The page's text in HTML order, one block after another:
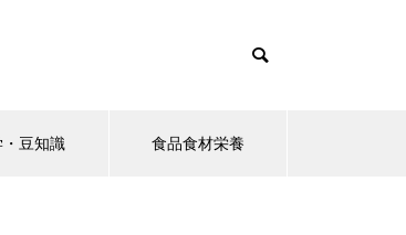
・豆知識 食品食材栄養